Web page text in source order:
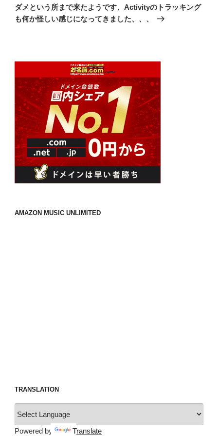
ン
投
稿
ダメという所まで来たようです、Activityのトラッキング
も何か怪しい感じになってきました、、、
AMAZON MUSIC UNLIMITED
TRANSLATION
Powered by Translate